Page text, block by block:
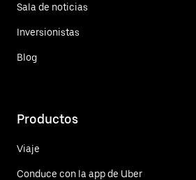
Sala de noticias
Inversionistas
Blog
Productos
Viaje
Conduce con la app de Uber